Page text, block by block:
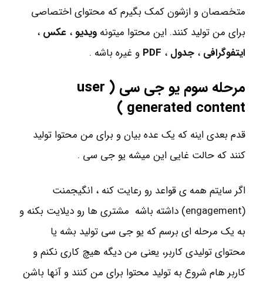
متخصصان و ازشون کمک بگیرم که محتوای اختصاصی
برای من تولید کنند. این محتوا میتونه ویدیو ، عکس ،
ایتفوگرافی ، جدول ، PDF و غیره باشه .
مرحله سوم یو جی سی ( user
generated content
)
قدم بعدی اینه که یک عده بیان و برای من محتوا تولید
کنند که حالت غایی این میشه یو جی سی .
اگر سایتم همه ی قواعد رو رعایت کنه ، انگیجمنت
(engagement) داشته باشه مشتری ها رو دیلایت بکنه و
به یک مرحله ای برسم که یو جی سی تولید بشه یا
محتوای تولیدی کاربر، یعنی من دیگه هیچ کاری نکنم و
کاربر هام شروع به تولید محتوا برای من کنند و آنها باشن